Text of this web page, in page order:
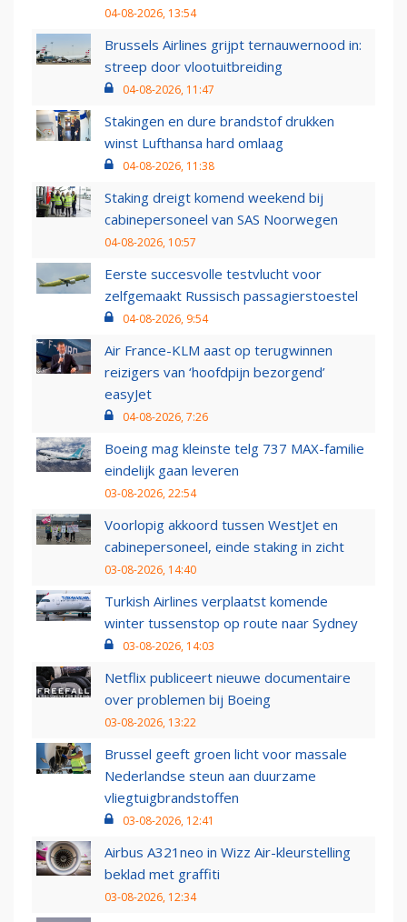
04-08-2026, 13:54
Brussels Airlines grijpt ternauwernood in:
streep door vlootuitbreiding
04-08-2026, 11:47
Stakingen en dure brandstof drukken
winst Lufthansa hard omlaag
04-08-2026, 11:38
Staking dreigt komend weekend bij
cabinepersoneel van SAS Noorwegen
04-08-2026, 10:57
Eerste succesvolle testvlucht voor
zelfgemaakt Russisch passagierstoestel
04-08-2026, 9:54
Air France-KLM aast op terugwinnen
reizigers van ‘hoofdpijn bezorgend’
easyJet
04-08-2026, 7:26
Boeing mag kleinste telg 737 MAX-familie
eindelijk gaan leveren
03-08-2026, 22:54
Voorlopig akkoord tussen WestJet en
cabinepersoneel, einde staking in zicht
03-08-2026, 14:40
Turkish Airlines verplaatst komende
winter tussenstop op route naar Sydney
03-08-2026, 14:03
Netflix publiceert nieuwe documentaire
over problemen bij Boeing
03-08-2026, 13:22
Brussel geeft groen licht voor massale
Nederlandse steun aan duurzame
vliegtuigbrandstoffen
03-08-2026, 12:41
Airbus A321neo in Wizz Air-kleurstelling
beklad met graffiti
03-08-2026, 12:34